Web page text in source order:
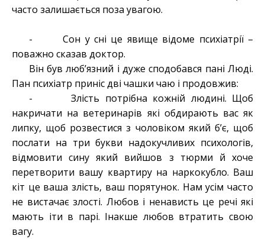
часто залишається поза увагою.
- Сон у сні це явище відоме психіатрії –
поважно сказав доктор.
Він був люб’язний і дуже сподобався пані Люді.
Пан психіатр приніс дві чашки чаю і продовжив:
- Злість потрібна кожній людині. Щоб
накричати на ветеринарів які обдирають вас як
липку, щоб розвестися з чоловіком який б’є, щоб
послати на три букви надокучливих психологів,
відмовити сину який вийшов з тюрми й хоче
перетворити вашу квартиру на наркокубло. Ваш
кіт це ваша злість, ваш порятунок. Нам усім часто
не вистачає злості. Любов і ненависть це речі які
мають іти в парі. Інакше любов втратить свою
вагу.